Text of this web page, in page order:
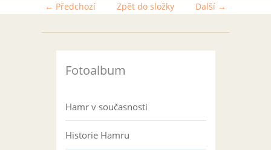
← Předchozí Další →
Zpět do složky
Fotoalbum
Hamr v současnosti
Historie Hamru